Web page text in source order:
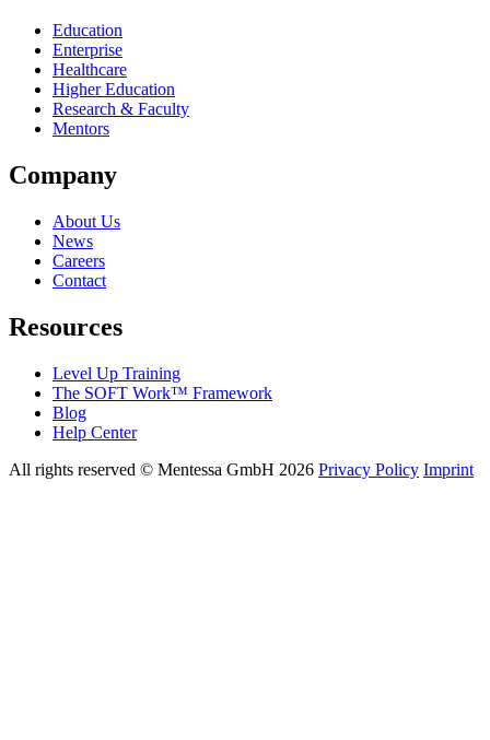
Education
Enterprise
Healthcare
Higher Education
Research & Faculty
Mentors
Company
About Us
News
Careers
Contact
Resources
Level Up Training
The SOFT Work™ Framework
Blog
Help Center
All rights reserved © Mentessa GmbH 2026 Privacy Policy Imprint